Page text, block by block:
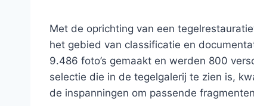
Met de oprichting van een
het gebied van classificatie en
9.486 foto’s gemaakt en werden 800
selectie die in de tegelgalerij te zien is,
de inspanningen om passende